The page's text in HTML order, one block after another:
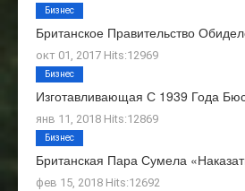
Британское Правительство
окт 01, 2017 Hits:12969
Бизнес
Изготавливающая С 1939 Года
янв 11, 2018 Hits:12869
Бизнес
Британская Пара Сумела
фев 15, 2018 Hits:12692
Бизнес